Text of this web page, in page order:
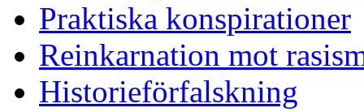
Praktiska konspirationer
Reinkarnation mot
Historieförfalskning